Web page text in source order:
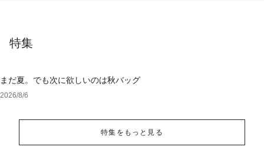
特集
まだ夏。でも次に欲しいのは秋バッグ
2026/8/6
特集をもっと見る